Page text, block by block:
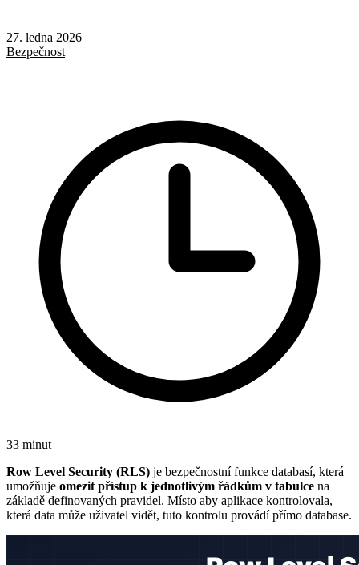
27. ledna 2026
Bezpečnost
33 minut
Row Level Security (RLS) je bezpečnostní funkce databasí, která
umožňuje omezit přístup k jednotlivým řádkům v tabulce na
základě definovaných pravidel. Místo aby aplikace kontrolovala,
která data může uživatel vidět, tuto kontrolu provádí přímo database.